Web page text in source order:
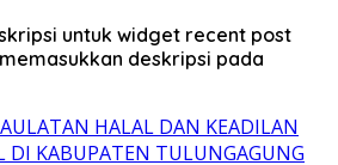
untuk widget recent post
deskripsi pada